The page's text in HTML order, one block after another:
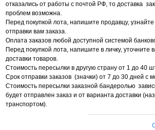
отказались от работы с почтой РФ, то доставка
проблем возможна.
Перед покупкой лота, напишите продавцу,
отправки вам заказа.
Оплата заказов любой доступной системой
Перед покупкой лота, напишите в личку, уточните
доставки товаров.
Стоимость пересылки в другую страну от 1 до 40
Срок отправки заказов (значки) от 7 до 30 дней с
Стоимость пересылки заказной бандеролью
будет отправлен заказ и от варианта доставки
транспортом).